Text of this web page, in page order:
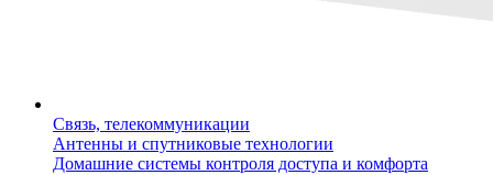
Связь, телекоммуникации
Антенны и спутниковые технологии
Домашние системы контроля доступа и комфорта